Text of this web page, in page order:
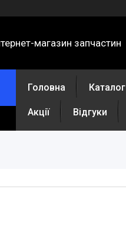
магазин запчастин
Головна Каталог
Акції Відгуки